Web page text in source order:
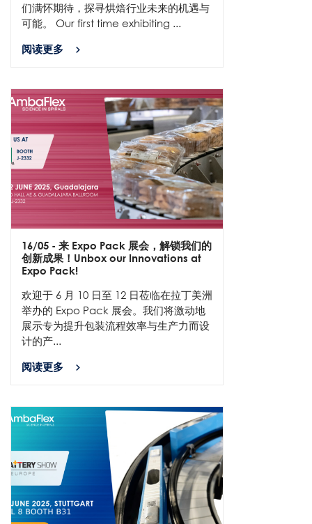
们满怀期待，探寻烘焙行业未来的机遇与
可能。 Our first time exhibiting ...
阅读更多
16/05 - 来 Expo Pack 展会，解锁我们的
创新成果！Unbox our Innovations at
Expo Pack!
​欢迎于 6 月 10 日至 12 日莅临在拉丁美洲
举办的 Expo Pack 展会。我们将激动地
展示专为提升包装流程效率与生产力而设
计的产...
阅读更多